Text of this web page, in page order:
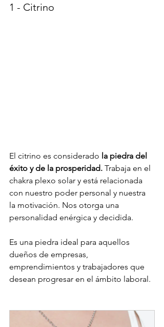
1 - Citrino
El citrino es considerado la piedra del
éxito y de la prosperidad. Trabaja en el
chakra plexo solar y está relacionada
con nuestro poder personal y nuestra
la motivación. Nos otorga una
personalidad enérgica y decidida.
Es una piedra ideal para aquellos
dueños de empresas,
emprendimientos y trabajadores que
desean progresar en el ámbito laboral.